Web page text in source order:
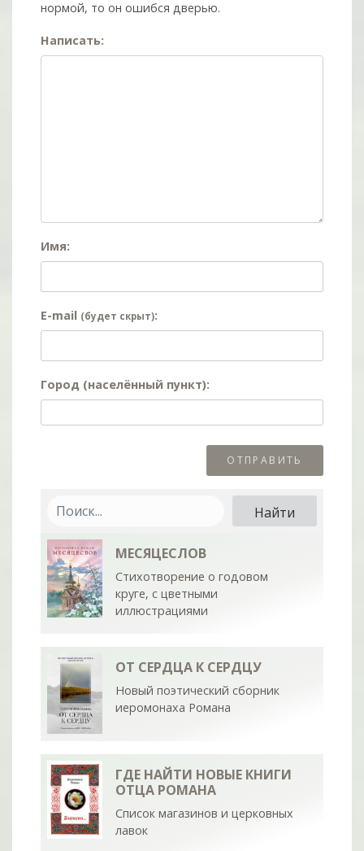
нормой, то он ошибся дверью.
Написать:
Имя:
E-mail (будет скрыт):
Город (населённый пункт):
МЕСЯЦЕСЛОВ
Стихотворение о годовом
круге, с цветными
иллюстрациями
ОТ СЕРДЦА К СЕРДЦУ
Новый поэтический сборник
иеромонаха Романа
ГДЕ НАЙТИ НОВЫЕ КНИГИ
ОТЦА РОМАНА
Список магазинов и церковных
лавок